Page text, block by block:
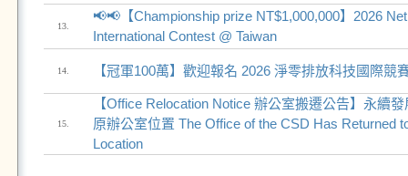
13.
📢📢【Championship prize NT$1,000,000】2026
International Contest @ Taiwan
14. 【冠軍100萬】歡迎報名 2026 淨零排放科技國際競
15.
【Office Relocation Notice 辦公室搬遷公告】永續
原辦公室位置 The Office of the CSD Has Returned
Location